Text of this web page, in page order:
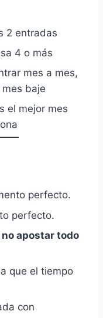
2 entradas
4 o más
mes a mes,
baje
el mejor mes
perfecto.
perfecto.
no apostar todo
que el tiempo
con